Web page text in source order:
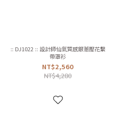
:: DJ1022 :: 設計師仙氣質感銀蔥壓花繫
帶罩衫
NT$2,560
NT$4,280